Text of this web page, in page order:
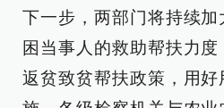
下一步，两部门将持续
困当事人的救助帮扶力
返贫致贫帮扶政策，用